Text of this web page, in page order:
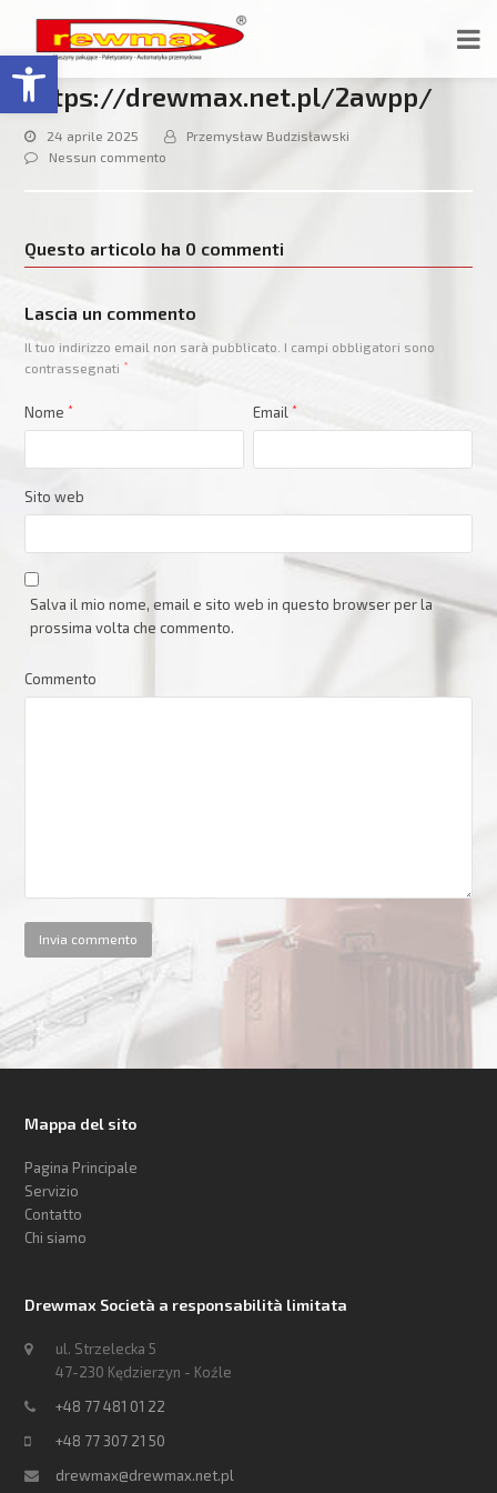
Open toolbar
https://drewmax.net.pl/2awpp/
24 aprile 2025
Przemysław Budzisławski
Nessun commento
Questo articolo ha 0 commenti
Lascia un commento
Il tuo indirizzo email non sarà pubblicato. I campi obbligatori sono
contrassegnati *
Nome * Email*
Sito web
Salva il mio nome, email e sito web in questo browser per la
prossima volta che commento.
Commento
Mappa del sito
Pagina Principale
Servizio
Contatto
Chi siamo
Drewmax Società a responsabilità limitata
ul. Strzelecka 5
47-230 Kędzierzyn - Koźle
+48 77 481 01 22
+48 77 307 21 50
drewmax@drewmax.net.pl